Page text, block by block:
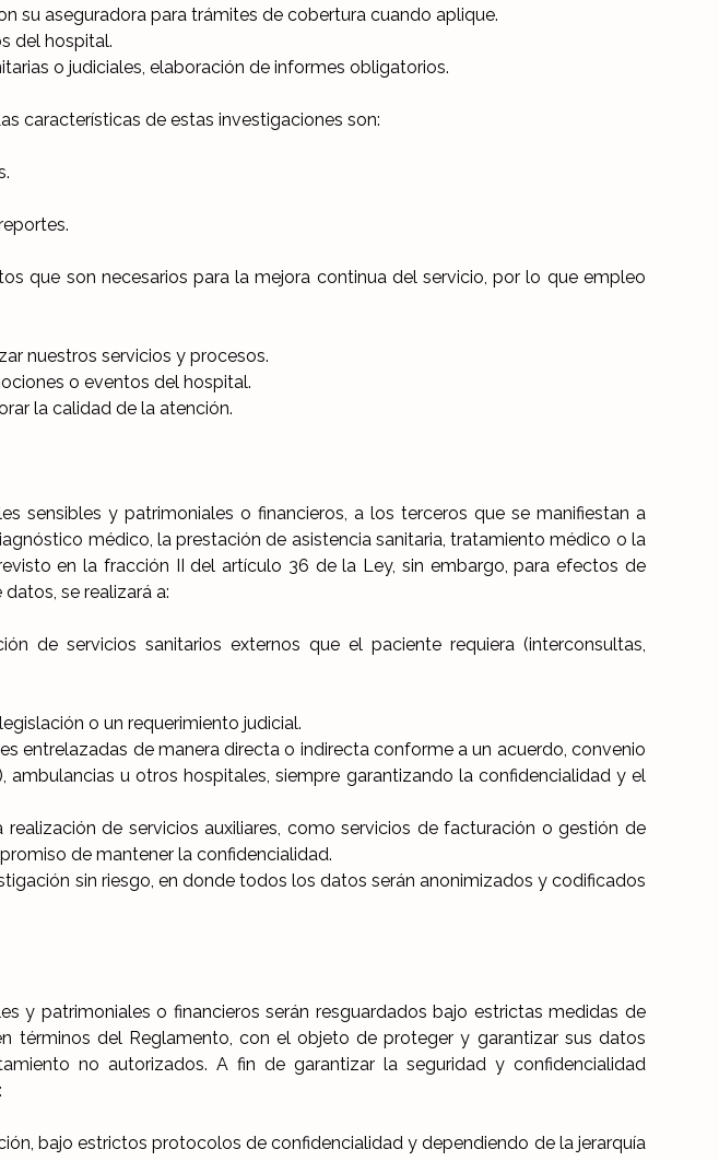
su aseguradora para trámites de cobertura cuando aplique.
del hospital.
o judiciales, elaboración de informes obligatorios.
características de estas investigaciones son:
que son necesarios para la mejora continua del servicio, por lo que empleo
nuestros servicios y procesos.
o eventos del hospital.
la calidad de la atención.
sensibles y patrimoniales o financieros, a los terceros que se manifiestan a
médico, la prestación de asistencia sanitaria, tratamiento médico o la
en la fracción II del artículo 36 de la Ley, sin embargo, para efectos de
se realizará a:
de servicios sanitarios externos que el paciente requiera (interconsultas,
o un requerimiento judicial.
entrelazadas de manera directa o indirecta conforme a un acuerdo, convenio
u otros hospitales, siempre garantizando la confidencialidad y el
de servicios auxiliares, como servicios de facturación o gestión de
de mantener la confidencialidad.
sin riesgo, en donde todos los datos serán anonimizados y codificados
y patrimoniales o financieros serán resguardados bajo estrictas medidas de
términos del Reglamento, con el objeto de proteger y garantizar sus datos
no autorizados. A fin de garantizar la seguridad y confidencialidad
bajo estrictos protocolos de confidencialidad y dependiendo de la jerarquía